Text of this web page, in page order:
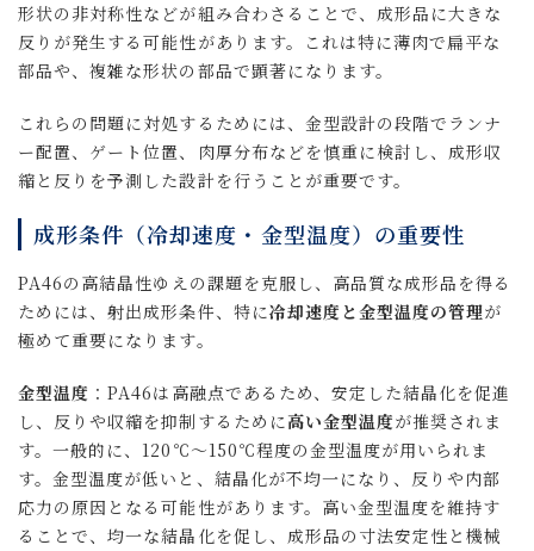
形状の非対称性などが組み合わさることで、成形品に大きな
反りが発生する可能性があります。これは特に薄肉で扁平な
部品や、複雑な形状の部品で顕著になります。
これらの問題に対処するためには、金型設計の段階でランナ
ー配置、ゲート位置、肉厚分布などを慎重に検討し、成形収
縮と反りを予測した設計を行うことが重要です。
成形条件（冷却速度・金型温度）の重要性
PA46の高結晶性ゆえの課題を克服し、高品質な成形品を得る
ためには、射出成形条件、特に冷却速度と金型温度の管理が
極めて重要になります。
金型温度 ：PA46は高融点であるため、安定した結晶化を促進
し、反りや収縮を抑制するために高い金型温度が推奨されま
す。一般的に、120℃～150℃程度の金型温度が用いられま
す。金型温度が低いと、結晶化が不均一になり、反りや内部
応力の原因となる可能性があります。高い金型温度を維持す
ることで、均一な結晶化を促し、成形品の寸法安定性と機械